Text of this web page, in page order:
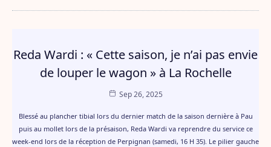
Reda Wardi : « Cette saison, je n’ai pas envie
de louper le wagon » à La Rochelle
Sep 26, 2025
Blessé au plancher tibial lors du dernier match de la saison dernière à Pau
puis au mollet lors de la présaison, Reda Wardi va reprendre du service ce
week-end lors de la réception de Perpignan (samedi, 16 H 35). Le pilier gauche